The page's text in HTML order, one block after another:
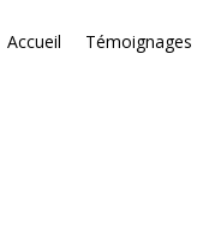
Accueil Témoignages